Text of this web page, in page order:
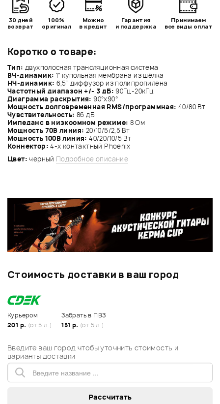
Коротко о товаре:
Тип: двухполосная трансляционная система
ВЧ-динамик: 1” купольная мембрана из шёлка
НЧ-динамик: 6,5” диффузор из полипропилена
Частотный диапазон +/- 3 дБ: 90Гц-20кГц
Диаграмма раскрытия: 90°x90°
Мощность долговременная RMS/программная: 40/80 Вт
Чувствительность: 86 дБ
Импеданс в низкоомном режиме: 8 Ом
Мощность 70В линия: 20/10/5/2,5 Вт
Мощность 100В линия: 40/20/10/5 Вт
Коннектор: 4-х контактный Phoenix
Цвет: черный Подробное описание
30 дней
возврат
100%
оригинал
Можно
в кредит
Гарантия
и поддержка
Принимаем
все виды оплат
Стоимость доставки в ваш город
Курьером
201 р. (от 5 д.)
Забрать в ПВЗ
151 р. (от 5 д.)
Введите ваш город чтобы уточнить стоимость и
варианты доставки